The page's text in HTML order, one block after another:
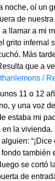
noche, oí un
de
a llamar a mi
grito infernal
Más
que a
/
11 o 12
y una voz
estaba mi
en la
“¡Dice
también
se cortó
de